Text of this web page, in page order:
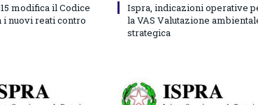
modifica il Codice
i nuovi reati contro
Ispra, indicazioni operative
la VAS Valutazione
strategica